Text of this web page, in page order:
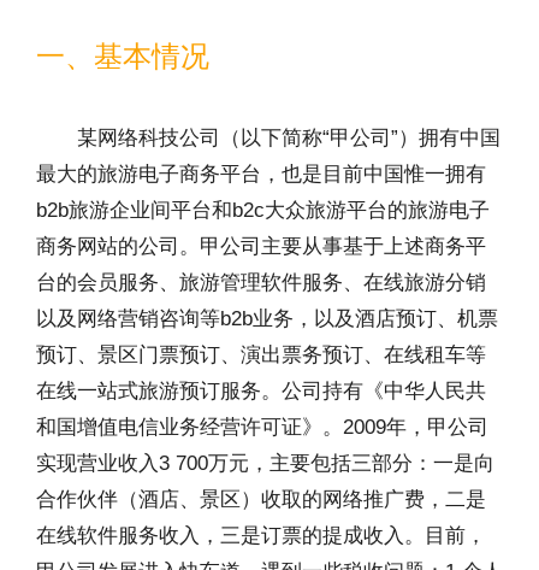
一、基本情况
某网络科技公司（以下简称“甲公司”）拥有中国
最大的旅游电子商务平台，也是目前中国惟一拥有
b2b旅游企业间平台和b2c大众旅游平台的旅游电子
商务网站的公司。甲公司主要从事基于上述商务平
台的会员服务、旅游管理软件服务、在线旅游分销
以及网络营销咨询等b2b业务，以及酒店预订、机票
预订、景区门票预订、演出票务预订、在线租车等
在线一站式旅游预订服务。公司持有《中华人民共
和国增值电信业务经营许可证》。2009年，甲公司
实现营业收入3 700万元，主要包括三部分：一是向
合作伙伴（酒店、景区）收取的网络推广费，二是
在线软件服务收入，三是订票的提成收入。目前，